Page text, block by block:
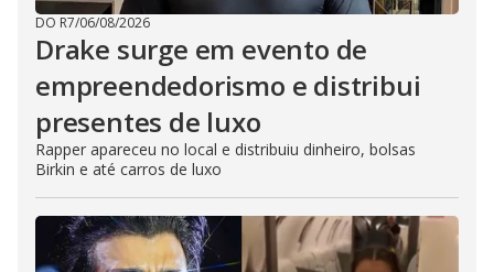
DO R7/06/08/2026
Drake surge em evento de
empreendedorismo e distribui
presentes de luxo
Rapper apareceu no local e distribuiu dinheiro, bolsas
Birkin e até carros de luxo